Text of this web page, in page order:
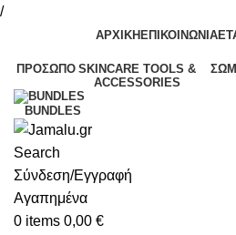
/
ΑΡΧΙΚΗ ΕΠΙΚΟΙΝΩΝΙΑ
ΠΡΌΣΩΠΟ SKINCARE TOOLS &
ACCESSORIES
BUNDLES
Search
Σύνδεση/Εγγραφή
Αγαπημένα
0 items 0,00 €